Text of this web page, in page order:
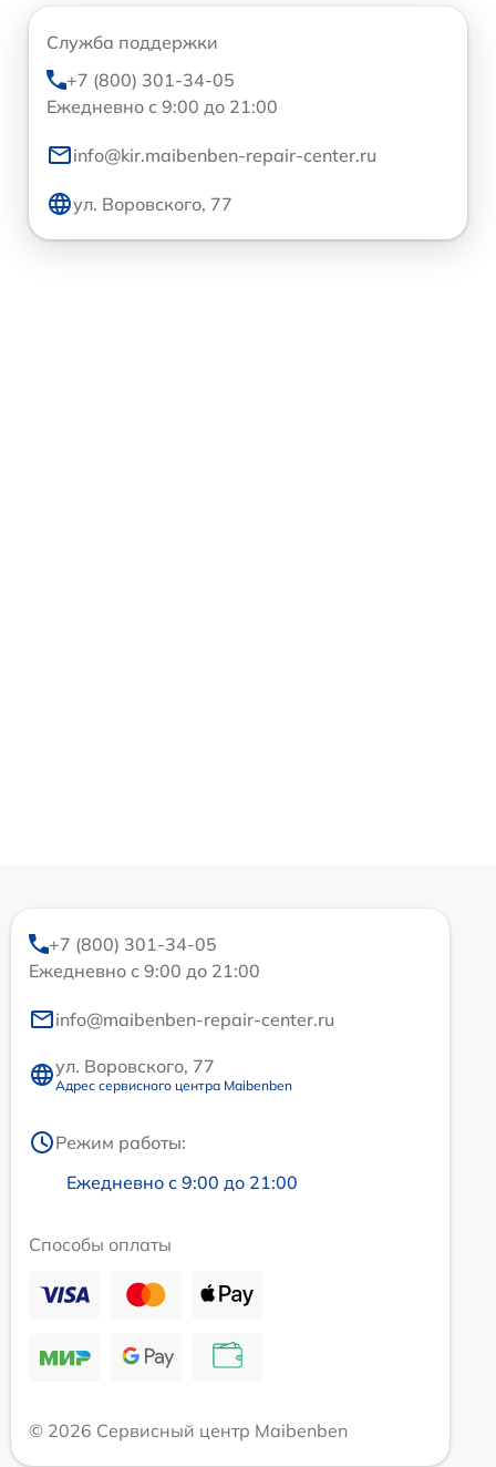
Служба поддержки
+7 (800) 301-34-05
Ежедневно с 9:00 до 21:00
info@kir.maibenben-repair-center.ru
ул. Воровского, 77
+7 (800) 301-34-05
Ежедневно с 9:00 до 21:00
info@maibenben-repair-center.ru
ул. Воровского, 77
Адрес сервисного центра Maibenben
Режим работы:
Ежедневно с 9:00 до 21:00
Способы оплаты
© 2026 Сервисный центр Maibenben